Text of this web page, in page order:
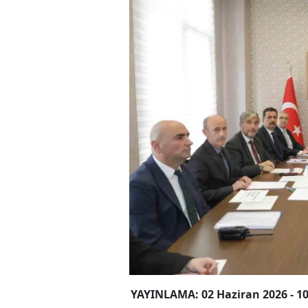
YAYINLAMA: 02 Haziran 2026 -